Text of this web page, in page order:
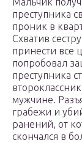
преступника
проник в
Схватив
принести все
попробовал
преступника
мужчине.
грабежи и
ранений, от
скончался в